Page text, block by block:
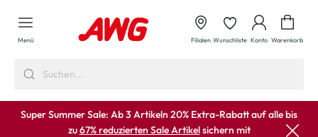
springen
Menü Filialen Wunschliste Konto Warenkorb
Super Summer Sale: Ab 3 Artikeln 20% Extra-Rabatt auf alle bis
zu67% reduzierten Sale Artikelsichern mit